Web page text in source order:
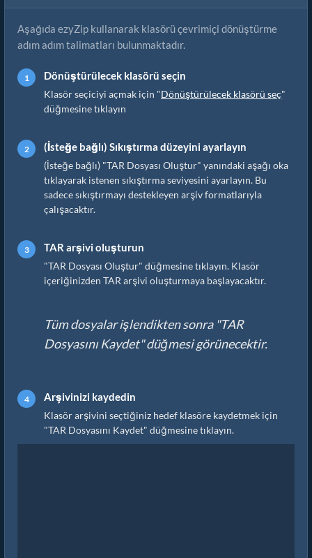
Aşağıda ezyZip kullanarak klasörü çevrimiçi dönüştürme
adım adım talimatları bulunmaktadır.
Dönüştürülecek klasörü seçin
Klasör seçiciyi açmak için "Dönüştürülecek klasörü seç"
düğmesine tıklayın
(İsteğe bağlı) Sıkıştırma düzeyini ayarlayın
(İsteğe bağlı) "TAR Dosyası Oluştur" yanındaki aşağı oka
tıklayarak istenen sıkıştırma seviyesini ayarlayın. Bu
sadece sıkıştırmayı destekleyen arşiv formatlarıyla
çalışacaktır.
TAR arşivi oluşturun
"TAR Dosyası Oluştur" düğmesine tıklayın. Klasör
içeriğinizden TAR arşivi oluşturmaya başlayacaktır.
Tüm dosyalar işlendikten sonra "TAR
Dosyasını Kaydet" düğmesi görünecektir.
Arşivinizi kaydedin
Klasör arşivini seçtiğiniz hedef klasöre kaydetmek için
"TAR Dosyasını Kaydet" düğmesine tıklayın.